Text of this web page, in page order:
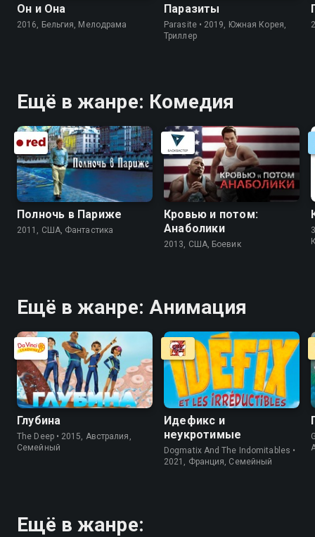
Он и Она
2016, Бельгия, Мелодрама
Паразиты
Parasite • 2019, Южная Корея,
Триллер
Ещё в жанре: Комедия
Полночь в Париже
2011, США, Фантастика
Кровью и потом:
Анаболики
2013, США, Боевик
Ещё в жанре: Анимация
Глубина
The Deep • 2015, Австралия,
Cемейный
Идефикс и
неукротимые
Dogmatix And The Indomitables •
2021, Франция, Cемейный
Ещё в жанре: